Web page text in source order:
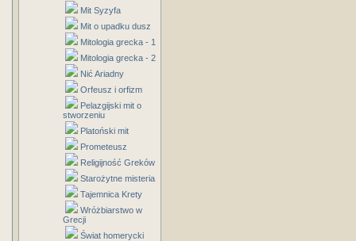
Mit Syzyfa
Mit o upadku dusz
Mitologia grecka - 1
Mitologia grecka - 2
Nić Ariadny
Orfeusz i orfizm
Pelazgijski mit o
stworzeniu
Platoński mit
Prometeusz
Religijność Greków
Starożytne misteria
Tajemnica Krety
Wróżbiarstwo w
Grecji
Świat homerycki